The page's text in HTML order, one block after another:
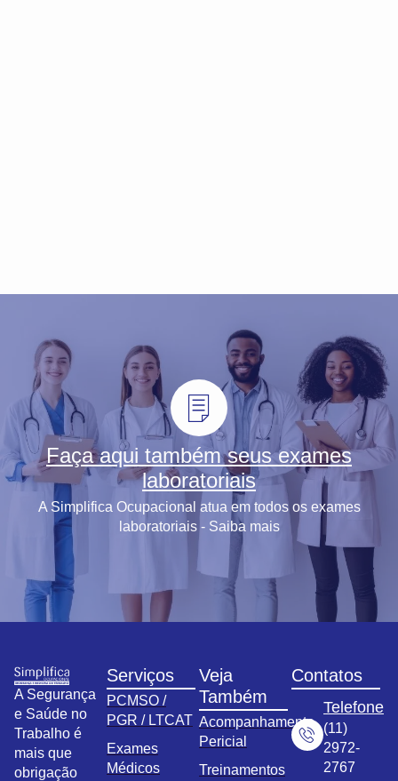
Faça aqui também seus exames
laboratoriais
A Simplifica Ocupacional atua em todos os exames
laboratoriais - Saiba mais
A Segurança
e Saúde no
Trabalho é
mais que
obrigação
Serviços
PCMSO /
PGR / LTCAT
Exames
Médicos
Veja
Também
Acompanhamento
Pericial
Treinamentos
Contatos
Telefone
(11)
2972-
2767